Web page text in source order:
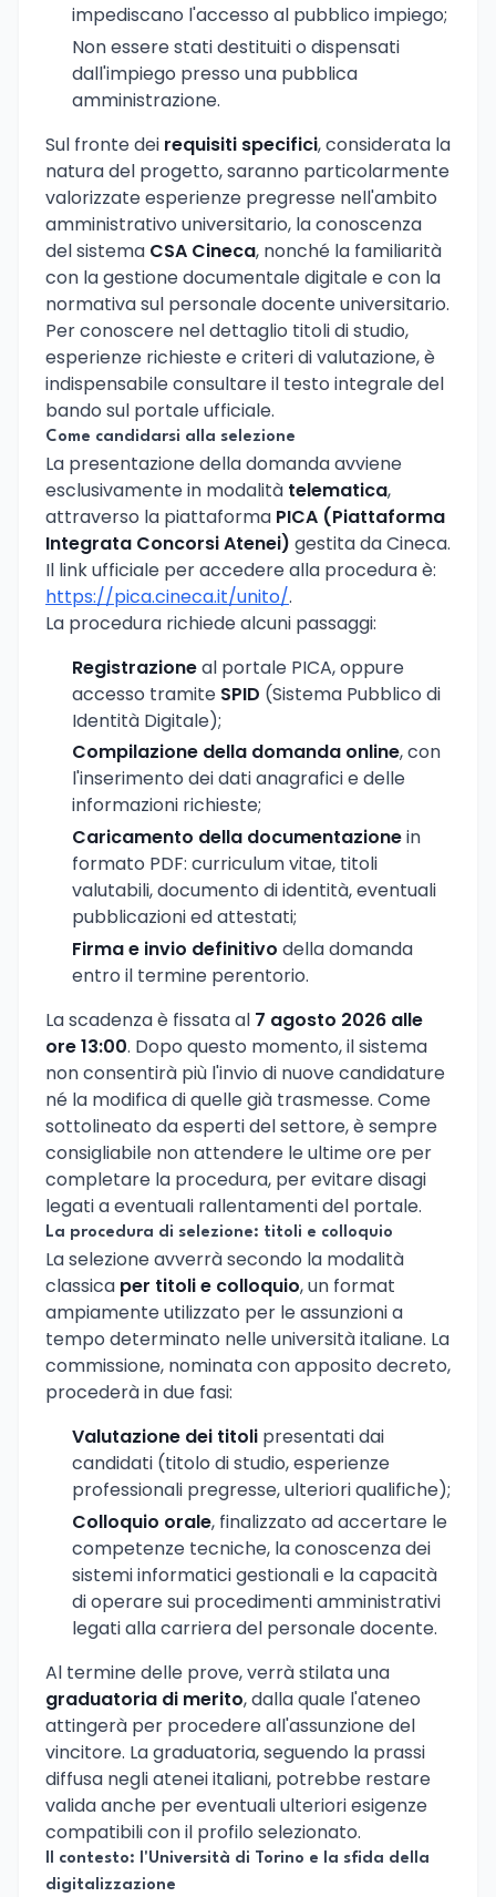
impediscano l'accesso al pubblico impiego;
Non essere stati destituiti o dispensati
dall'impiego presso una pubblica
amministrazione.
Sul fronte dei requisiti specifici, considerata la
natura del progetto, saranno particolarmente
valorizzate esperienze pregresse nell'ambito
amministrativo universitario, la conoscenza
del sistema CSA Cineca, nonché la familiarità
con la gestione documentale digitale e con la
normativa sul personale docente universitario.
Per conoscere nel dettaglio titoli di studio,
esperienze richieste e criteri di valutazione, è
indispensabile consultare il testo integrale del
bando sul portale ufficiale.
Come candidarsi alla selezione
La presentazione della domanda avviene
esclusivamente in modalità telematica,
attraverso la piattaforma PICA (Piattaforma
Integrata Concorsi Atenei) gestita da Cineca.
Il link ufficiale per accedere alla procedura è:
https://pica.cineca.it/unito/.
La procedura richiede alcuni passaggi:
Registrazioneal portale PICA, oppure
accesso tramite SPID (Sistema Pubblico di
Identità Digitale);
Compilazione della domanda online, con
l'inserimento dei dati anagrafici e delle
informazioni richieste;
Caricamento della documentazionein
formato PDF: curriculum vitae, titoli
valutabili, documento di identità, eventuali
pubblicazioni ed attestati;
Firma e invio definitivo della domanda
entro il termine perentorio.
La scadenza è fissata al 7 agosto 2026 alle
ore 13:00. Dopo questo momento, il sistema
non consentirà più l'invio di nuove candidature
né la modifica di quelle già trasmesse. Come
sottolineato da esperti del settore, è sempre
consigliabile non attendere le ultime ore per
completare la procedura, per evitare disagi
legati a eventuali rallentamenti del portale.
La procedura di selezione: titoli e colloquio
La selezione avverrà secondo la modalità
classica per titoli e colloquio, un format
ampiamente utilizzato per le assunzioni a
tempo determinato nelle università italiane. La
commissione, nominata con apposito decreto,
procederà in due fasi:
Valutazione dei titoli presentati dai
candidati (titolo di studio, esperienze
professionali pregresse, ulteriori qualifiche);
Colloquio orale, finalizzato ad accertare le
competenze tecniche, la conoscenza dei
sistemi informatici gestionali e la capacità
di operare sui procedimenti amministrativi
legati alla carriera del personale docente.
Al termine delle prove, verrà stilata una
graduatoria di merito, dalla quale l'ateneo
attingerà per procedere all'assunzione del
vincitore. La graduatoria, seguendo la prassi
diffusa negli atenei italiani, potrebbe restare
valida anche per eventuali ulteriori esigenze
compatibili con il profilo selezionato.
Il contesto: l'Università di Torino e la sfida della
digitalizzazione